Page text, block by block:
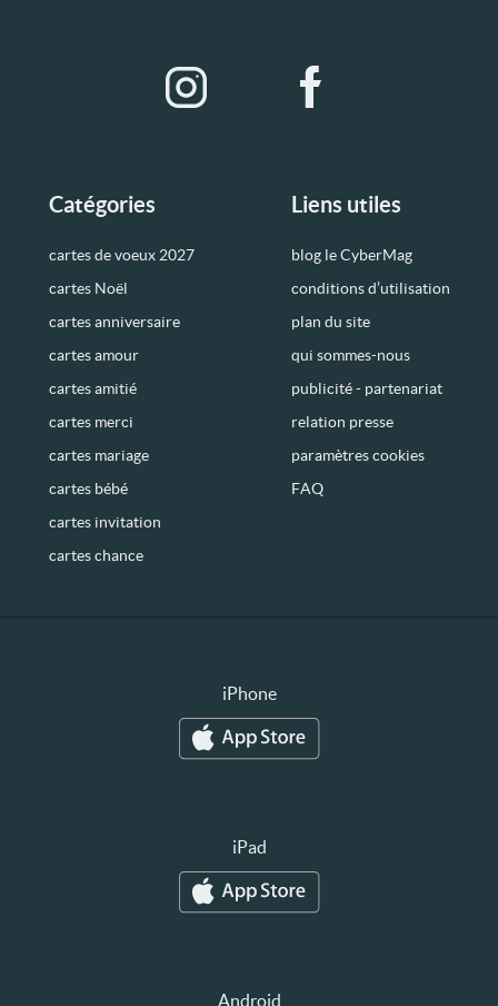
Catégories
cartes de voeux 2027
cartes Noël
cartes anniversaire
cartes amour
cartes amitié
cartes merci
cartes mariage
cartes bébé
cartes invitation
cartes chance
Liens utiles
blog le CyberMag
conditions d’utilisation
plan du site
qui sommes-nous
publicité - partenariat
relation presse
paramètres cookies
FAQ
iPhone
iPad
Android